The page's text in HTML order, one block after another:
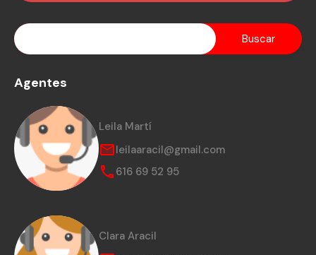
Agentes
Leila Martí
leilaaracil@gmail.com
616 69 52 95
Clara Aracil